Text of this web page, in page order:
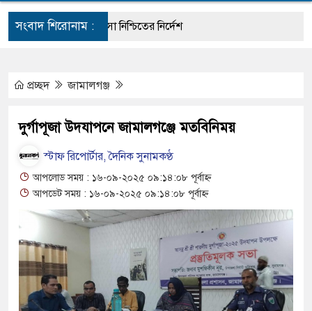
সংবাদ শিরোনাম :
আহতদের চিকিৎসা নিশ্চিতের নির্দেশ
পালিত
চলাচল
অনিশ্চয়তায় হাওরের শত শত শিক্ষার্থীর
রফিকুল ইসলামের প্রতিপক্ষের সব অভিযোগ
প্রচ্ছদ জামালগঞ্জ
দুর্গাপূজা উদযাপনে জামালগঞ্জে মতবিনিময়
স্টাফ রিপোর্টার, দৈনিক সুনামকণ্ঠ
আপলোড সময় : ১৬-০৯-২০২৫ ০৯:১৪:০৮ পূর্বাহ্ন
আপডেট সময় : ১৬-০৯-২০২৫ ০৯:১৪:০৮ পূর্বাহ্ন